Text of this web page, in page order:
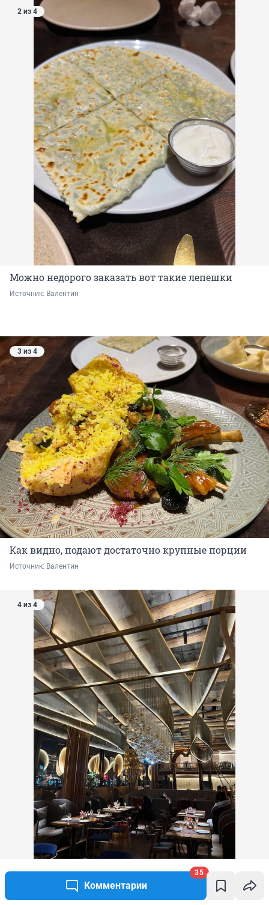
Комментарии
35
2 из 4
Можно недорого заказать вот такие лепешки
Источник: Валентин
3 из 4
Как видно, подают достаточно крупные порции
Источник: Валентин
4 из 4
Так выглядит интерьер ресторана
Валентин